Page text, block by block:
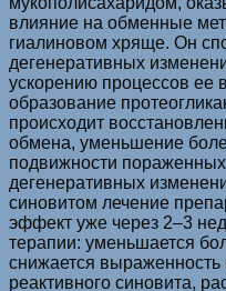
влияние на обменные
гиалиновом хряще. Он
дегенеративных
ускорению процессов ее
образование
происходит
обмена, уменьшение
подвижности
дегенеративных
синовитом лечение
эффект уже через 2–3
терапии: уменьшается
снижается выраженность
реактивного синовита,